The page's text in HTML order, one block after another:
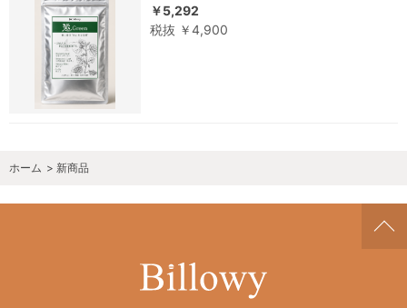
￥5,292
税抜 ￥4,900
ホーム > 新商品